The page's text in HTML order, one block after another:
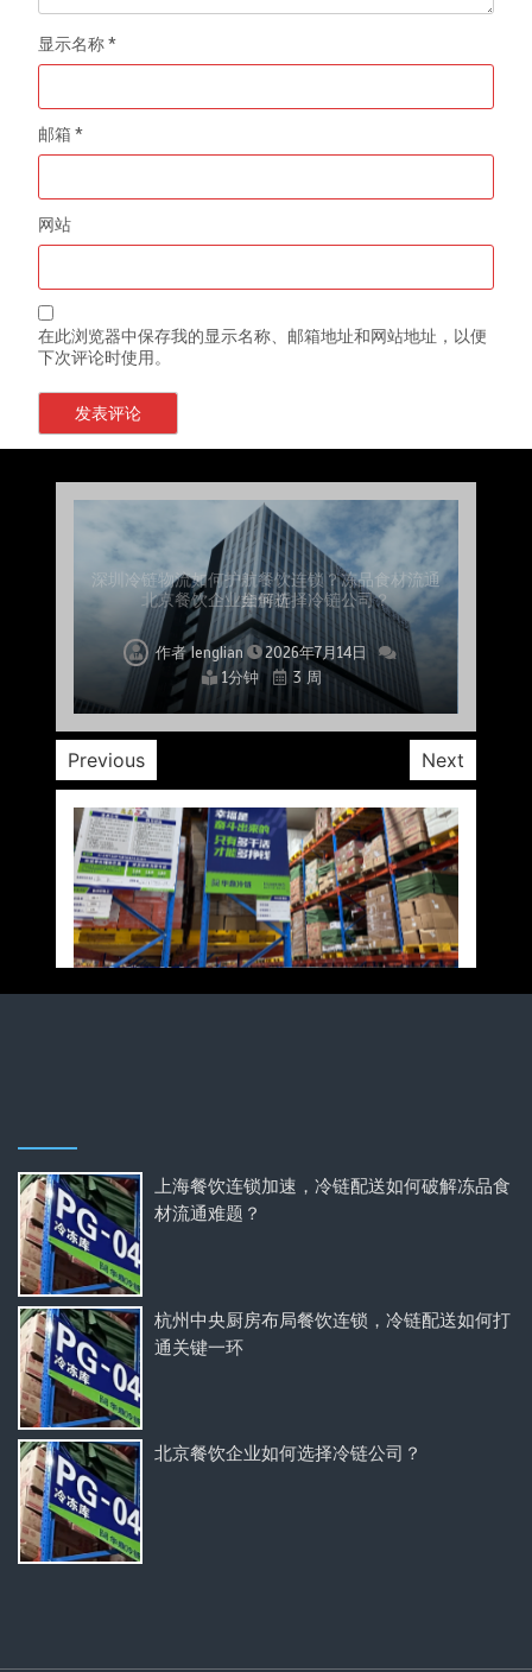
显示名称*
邮箱*
网站
在此浏览器中保存我的显示名称、邮箱地址和网站地址，以便
下次评论时使用。
上海餐饮连锁加速，冷链配送如何破解冻品食材
流通难题？
作者lenglian
2026年7月14日
1分钟
3 周
杭州中央厨房布局餐饮连锁，冷链配送如何打通
关键一环
作者lenglian
2026年7月14日
1分钟
3 周
北京餐饮企业如何选择冷链公司？
作者lenglian
2026年7月14日
1分钟
3 周
深圳冷链物流如何护航餐饮连锁？冻品食材流通
全解析
作者lenglian
2026年7月14日
1分钟
3 周
北京餐饮仓配一体化的核心价值与落地实践解析
作者lenglian
2026年7月14日
1分钟
3 周
武汉冻品配送三要素：控温、时效、低成本如何
兼得？
作者lenglian
2026年7月14日
1分钟
3 周
重庆冷链布局解冻食材运输密码，餐饮连锁如何
稳控品质？
作者lenglian
2026年7月14日
1分钟
3 周
Previous Next
上海餐饮连锁加速，冷链配送如何破解冻品食
材流通难题？
杭州中央厨房布局餐饮连锁，冷链配送如何打
通关键一环
北京餐饮企业如何选择冷链公司？